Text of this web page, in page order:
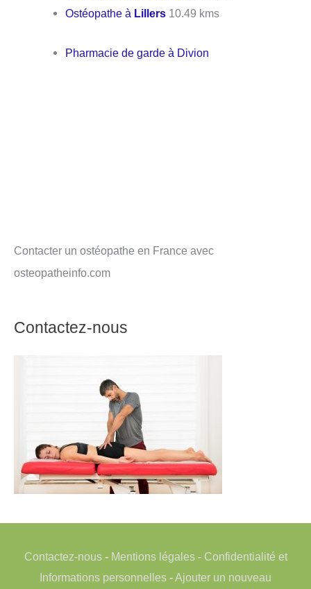
Ostéopathe à Lillers 10.49 kms
Pharmacie de garde à Divion
Contacter un ostéopathe en France avec
osteopatheinfo.com
Contactez-nous
Contactez-nous- Mentions légales- Confidentialité et
Informations personnelles -Ajouter un nouveau